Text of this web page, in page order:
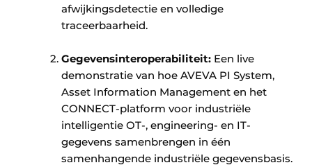
afwijkingsdetectie en volledige
traceerbaarheid. ​ ​
Gegevensinteroperabiliteit: Een live
demonstratie van hoe AVEVA PI System,
Asset Information Management en het
CONNECT-platform voor industriële
intelligentie OT-, engineering- en IT-
gegevens samenbrengen in één
samenhangende industriële gegevensbasis.